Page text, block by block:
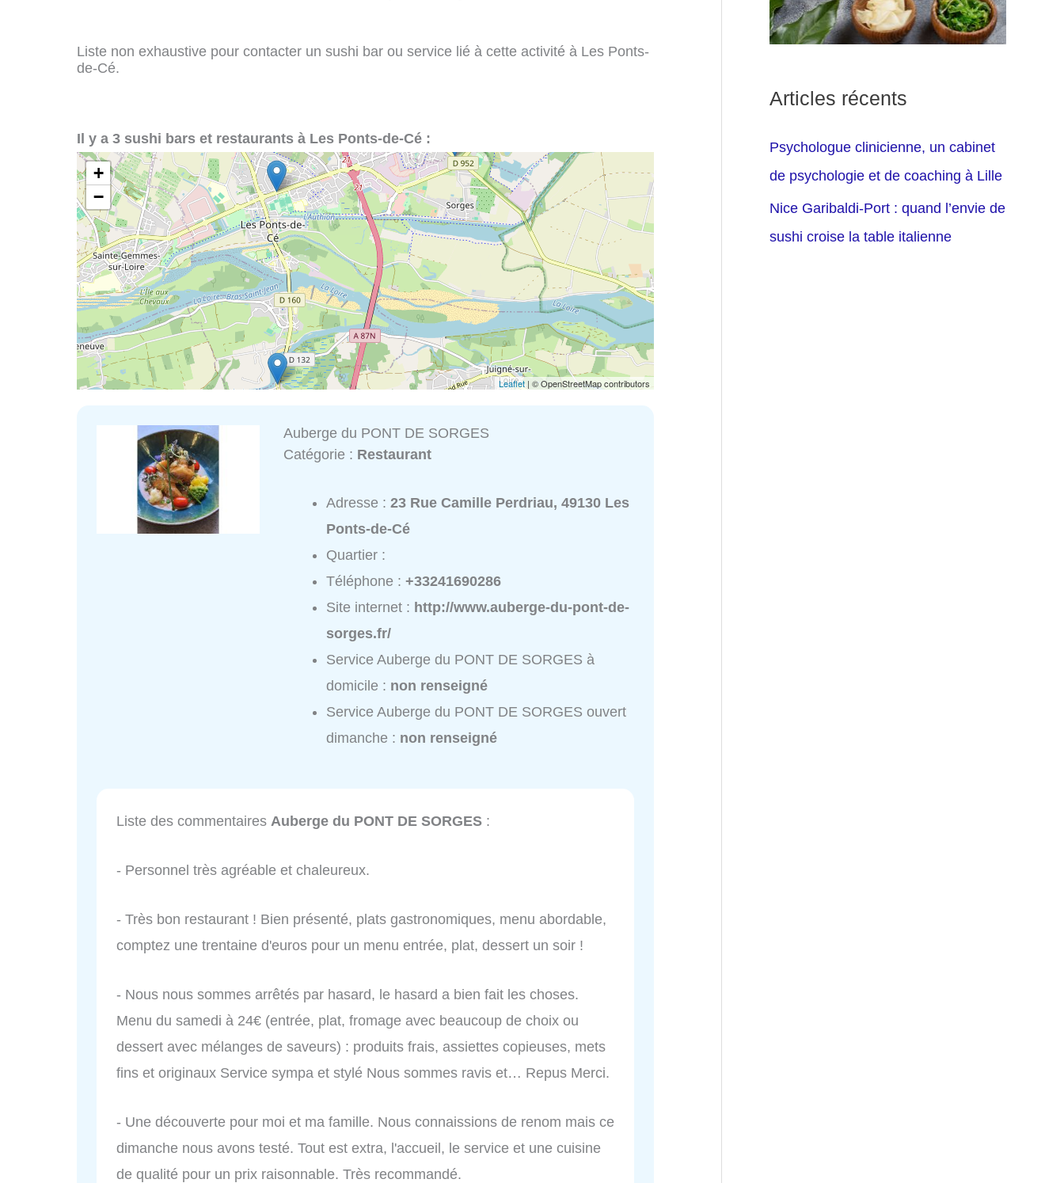
Liste non exhaustive pour contacter un sushi bar ou service lié à cette activité à Les Ponts-
de-Cé.
Il y a 3 sushi bars et restaurants à Les Ponts-de-Cé :
+
−
Leaflet | © OpenStreetMap contributors
Auberge du PONT DE SORGES
Catégorie : Restaurant
Adresse :23 Rue Camille Perdriau, 49130 Les
Ponts-de-Cé
Quartier :
Téléphone :+33241690286
Site internet : http://www.auberge-du-pont-de-
sorges.fr/
Service Auberge du PONT DE SORGES à
domicile : non renseigné
Service Auberge du PONT DE SORGES ouvert
dimanche : non renseigné
Liste des commentaires Auberge du PONT DE SORGES :
- Personnel très agréable et chaleureux.
- Très bon restaurant ! Bien présenté, plats gastronomiques, menu abordable,
comptez une trentaine d'euros pour un menu entrée, plat, dessert un soir !
- Nous nous sommes arrêtés par hasard, le hasard a bien fait les choses.
Menu du samedi à 24€ (entrée, plat, fromage avec beaucoup de choix ou
dessert avec mélanges de saveurs) : produits frais, assiettes copieuses, mets
fins et originaux Service sympa et stylé Nous sommes ravis et… Repus Merci.
- Une découverte pour moi et ma famille. Nous connaissions de renom mais ce
dimanche nous avons testé. Tout est extra, l'accueil, le service et une cuisine
de qualité pour un prix raisonnable. Très recommandé.
Articles récents
Psychologue clinicienne, un cabinet
de psychologie et de coaching à Lille
Nice Garibaldi-Port : quand l’envie de
sushi croise la table italienne